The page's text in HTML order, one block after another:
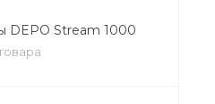
DEPO Stream 1000